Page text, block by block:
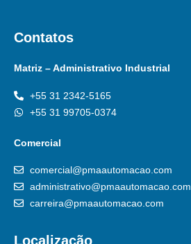
Contatos
Matriz – Administrativo Industrial
+55 31 2342-5165
+55 31 99705-0374
Comercial
comercial@pmaautomacao.com
administrativo@pmaautomacao.com
carreira@pmaautomacao.com
Localização